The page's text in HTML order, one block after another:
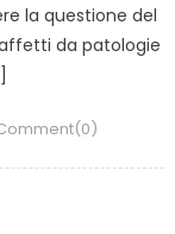
la questione del
da patologie